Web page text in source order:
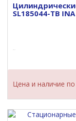
SL185044-TB INA
..
Цена и наличие по